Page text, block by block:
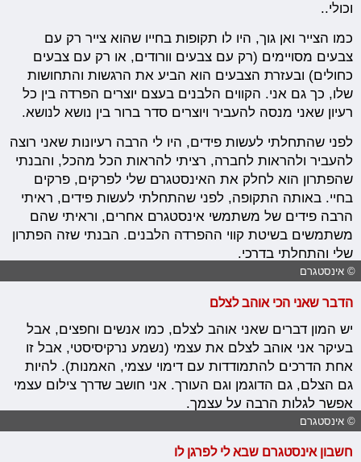
וכולי..
כמו הצייר ואן גוך, היו לו תקופות בחייו שהוא צייר רק עם
צבעים מסויימים (רק עם צבעים וורודים, או רק עם צבעים
כחולים) ובעזרת הצבעים הוא הביע את הרגשות והתחושות
שלו, כך גם אני. הקווים הלבנים בעצם יוצרים הפרדה בין כל
רעיון שאני מנסה להעביר ויוצרים סדר ברור בין נושא לנושא.
לפני שהתחלתי לעשות פידים, היו לי הרבה רעיונות שאני רוצה
להעביר ולהראות לחברה, רציתי להראות הכל מהכל, והבנתי
שהפתרון הוא לחלק את האינסטגרם שלי לפרקים, פרקים
בחיי. באותה התקופה, לפני שהתחלתי לעשות פידים, ראיתי
הרבה פידים של משתמשי אינסטגרם אחרים, וראיתי שהם
משתמשים בשיטת קווי ההפרדה הלבנים. הבנתי שזה הפתרון
שלי והתחלתי בדרכי.
© אינסטגרם
הדבר שאני הכי אוהב לצלם
יש המון דברים שאני אוהב לצלם, כמו אנשים וחפצים, אבל
בעיקר אני אוהב לצלם את עצמי (נשמע נרקיסיסטי, אבל זו
אחת הדרכים להתמודדות עם דימוי עצמי, האמנות). להיות
גם הצלם, גם הדוגמן וגם העורך. אני חושב שדרך צילום עצמי
אפשר לגלות הרבה על עצמך.
© אינסטגרם
חשבון אינסטגרם שבא לי לפרגן לו